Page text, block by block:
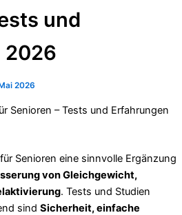
und
2026
2026
Senioren eine sinnvolle Ergänzung
von Gleichgewicht,
. Tests und Studien
sind Sicherheit, einfache